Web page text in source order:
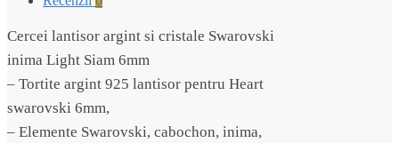
Cercei lantisor argint si cristale Swarovski
inima Light Siam 6mm
– Tortite argint 925 lantisor pentru Heart
swarovski 6mm,
– Elemente Swarovski, cabochon, inima,